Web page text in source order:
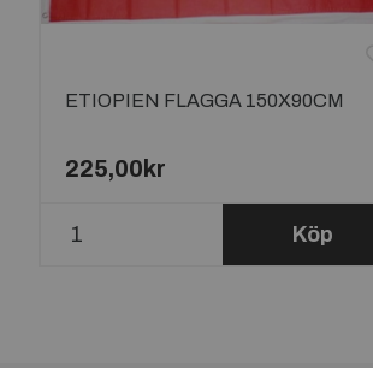
ETIOPIEN FLAGGA 150X90CM
225,00kr
Köp